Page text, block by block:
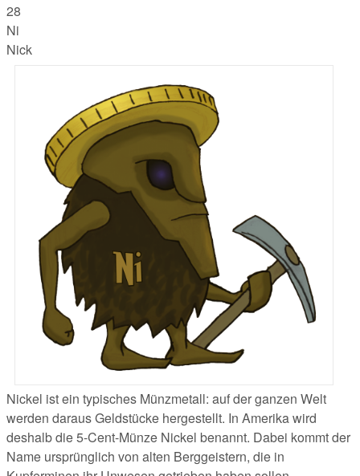
28
Ni
Nick
Nickel ist ein typisches Münzmetall: auf der ganzen Welt
werden daraus Geldstücke hergestellt. In Amerika wird
deshalb die 5-Cent-Münze Nickel benannt. Dabei kommt der
Name ursprünglich von alten Berggeistern, die in